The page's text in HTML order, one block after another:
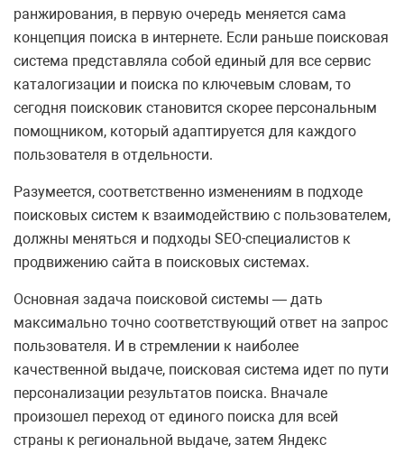
ранжирования, в первую очередь меняется сама
концепция поиска в интернете. Если раньше поисковая
система представляла собой единый для все сервис
каталогизации и поиска по ключевым словам, то
сегодня поисковик становится скорее персональным
помощником, который адаптируется для каждого
пользователя в отдельности.
Разумеется, соответственно изменениям в подходе
поисковых систем к взаимодействию с пользователем,
должны меняться и подходы SEO-специалистов к
продвижению сайта в поисковых системах.
Основная задача поисковой системы — дать
максимально точно соответствующий ответ на запрос
пользователя. И в стремлении к наиболее
качественной выдаче, поисковая система идет по пути
персонализации результатов поиска. Вначале
произошел переход от единого поиска для всей
страны к региональной выдаче, затем Яндекс